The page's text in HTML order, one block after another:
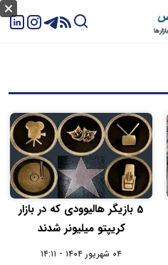
5 بازیگر هالیوودی که در بازار
کریپتو میلیونر شدند
۰۴ شهریور ۱۴۰۴ - ۱۴:۱۱